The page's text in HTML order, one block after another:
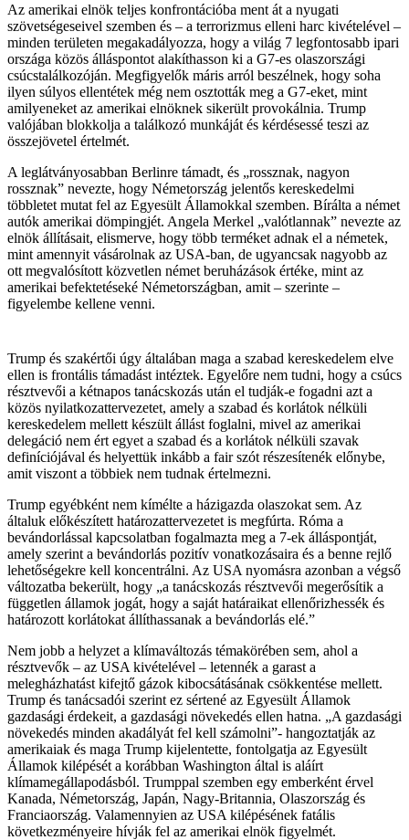
Az amerikai elnök teljes konfrontációba ment át a nyugati
szövetségeseivel szemben és – a terrorizmus elleni harc kivételével –
minden területen megakadályozza, hogy a világ 7 legfontosabb ipari
országa közös álláspontot alakíthasson ki a G7-es olaszországi
csúcstalálkozóján. Megfigyelők máris arról beszélnek, hogy soha
ilyen súlyos ellentétek még nem osztották meg a G7-eket, mint
amilyeneket az amerikai elnöknek sikerült provokálnia. Trump
valójában blokkolja a találkozó munkáját és kérdésessé teszi az
összejövetel értelmét.
A leglátványosabban Berlinre támadt, és „rossznak, nagyon
rossznak” nevezte, hogy Németország jelentős kereskedelmi
többletet mutat fel az Egyesült Államokkal szemben. Bírálta a német
autók amerikai dömpingjét. Angela Merkel „valótlannak” nevezte az
elnök állításait, elismerve, hogy több terméket adnak el a németek,
mint amennyit vásárolnak az USA-ban, de ugyancsak nagyobb az
ott megvalósított közvetlen német beruházások értéke, mint az
amerikai befektetéseké Németországban, amit – szerinte –
figyelembe kellene venni.
Trump és szakértői úgy általában maga a szabad kereskedelem elve
ellen is frontális támadást intéztek. Egyelőre nem tudni, hogy a csúcs
résztvevői a kétnapos tanácskozás után el tudják-e fogadni azt a
közös nyilatkozattervezetet, amely a szabad és korlátok nélküli
kereskedelem mellett készült állást foglalni, mivel az amerikai
delegáció nem ért egyet a szabad és a korlátok nélküli szavak
definíciójával és helyettük inkább a fair szót részesítenék előnybe,
amit viszont a többiek nem tudnak értelmezni.
Trump egyébként nem kímélte a házigazda olaszokat sem. Az
általuk előkészített határozattervezetet is megfúrta. Róma a
bevándorlással kapcsolatban fogalmazta meg a 7-ek álláspontját,
amely szerint a bevándorlás pozitív vonatkozásaira és a benne rejlő
lehetőségekre kell koncentrálni. Az USA nyomásra azonban a végső
változatba bekerült, hogy „a tanácskozás résztvevői megerősítik a
független államok jogát, hogy a saját határaikat ellenőrizhessék és
határozott korlátokat állíthassanak a bevándorlás elé.”
Nem jobb a helyzet a klímaváltozás témakörében sem, ahol a
résztvevők – az USA kivételével – letennék a garast a
melegházhatást kifejtő gázok kibocsátásának csökkentése mellett.
Trump és tanácsadói szerint ez sértené az Egyesült Államok
gazdasági érdekeit, a gazdasági növekedés ellen hatna. „A gazdasági
növekedés minden akadályát fel kell számolni”- hangoztatják az
amerikaiak és maga Trump kijelentette, fontolgatja az Egyesült
Államok kilépését a korábban Washington által is aláírt
klímamegállapodásból. Trumppal szemben egy emberként érvel
Kanada, Németország, Japán, Nagy-Britannia, Olaszország és
Franciaország. Valamennyien az USA kilépésének fatális
következményeire hívják fel az amerikai elnök figyelmét.